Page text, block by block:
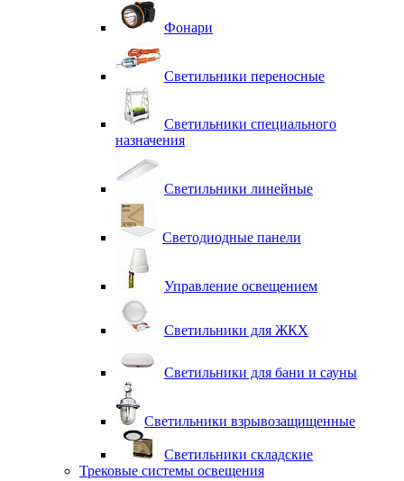
Фонари
Светильники переносные
Светильники специального
назначения
Светильники линейные
Светодиодные панели
Управление освещением
Светильники для ЖКХ
Светильники для бани и сауны
Светильники взрывозащищенные
Светильники складские
Трековые системы освещения